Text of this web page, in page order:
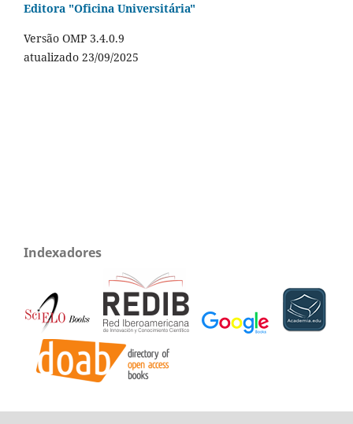
Editora "Oficina Universitária"
Versão OMP 3.4.0.9
atualizado 23/09/2025
Indexadores